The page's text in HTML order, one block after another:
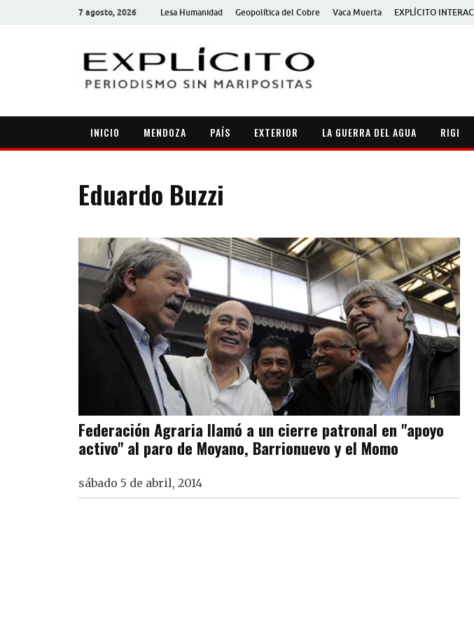
7 agosto, 2026 Lesa Humanidad Geopolítica del Cobre Vaca Muerta EXPLÍCITO
INICIO MENDOZA PAÍS EXTERIOR LA GUERRA DEL AGUA RIGI
Eduardo Buzzi
Federación Agraria llamó a un cierre patronal en "apoyo
activo" al paro de Moyano, Barrionuevo y el Momo
sábado 5 de abril, 2014